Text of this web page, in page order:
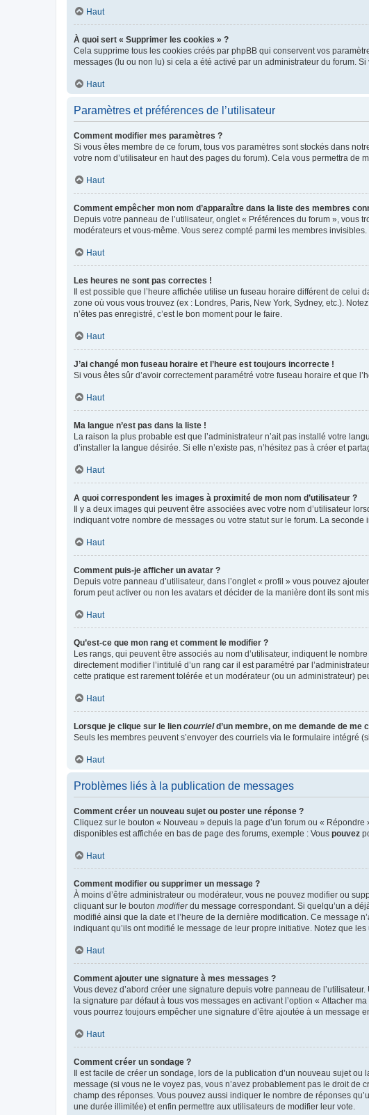
Haut
À quoi sert « Supprimer les cookies » ?
Cela supprime tous les cookies créés par phpBB qui conservent vos
messages (lu ou non lu) si cela a été activé par un administrateur du forum.
Haut
Paramètres et préférences de l’utilisateur
Comment modifier mes paramètres ?
Si vous êtes membre de ce forum, tous vos paramètres sont stockés dans
votre nom d’utilisateur en haut des pages du forum). Cela vous permettra de
Haut
Comment empêcher mon nom d’apparaître dans la liste des membres
Depuis votre panneau de l’utilisateur, onglet « Préférences du forum », vous
modérateurs et vous-même. Vous serez compté parmi les membres invisibles.
Haut
Les heures ne sont pas correctes !
Il est possible que l’heure affichée utilise un fuseau horaire différent de celui
zone où vous vous trouvez (ex : Londres, Paris, New York, Sydney, etc.).
n’êtes pas enregistré, c’est le bon moment pour le faire.
Haut
J’ai changé mon fuseau horaire et l’heure est toujours incorrecte !
Si vous êtes sûr d’avoir correctement paramétré votre fuseau horaire et que
Haut
Ma langue n’est pas dans la liste !
La raison la plus probable est que l’administrateur n’ait pas installé votre
d’installer la langue désirée. Si elle n’existe pas, n’hésitez pas à créer et
Haut
A quoi correspondent les images à proximité de mon nom d’utilisateur ?
Il y a deux images qui peuvent être associées avec votre nom d’utilisateur
indiquant votre nombre de messages ou votre statut sur le forum. La
Haut
Comment puis-je afficher un avatar ?
Depuis votre panneau d’utilisateur, dans l’onglet « profil » vous pouvez
forum peut activer ou non les avatars et décider de la manière dont ils sont
Haut
Qu’est-ce que mon rang et comment le modifier ?
Les rangs, qui peuvent être associés au nom d’utilisateur, indiquent le
directement modifier l’intitulé d’un rang car il est paramétré par
cette pratique est rarement tolérée et un modérateur (ou un administrateur)
Haut
Lorsque je clique sur le lien courrield’un membre, on me demande de me
Seuls les membres peuvent s’envoyer des courriels via le formulaire intégré
Haut
Problèmes liés à la publication de messages
Comment créer un nouveau sujet ou poster une réponse ?
Cliquez sur le bouton « Nouveau » depuis la page d’un forum ou «
disponibles est affichée en bas de page des forums, exemple : Vous pouvez
Haut
Comment modifier ou supprimer un message ?
À moins d’être administrateur ou modérateur, vous ne pouvez modifier ou
cliquant sur le bouton modifierdu message correspondant. Si quelqu’un a
modifié ainsi que la date et l’heure de la dernière modification. Ce message
indiquant qu’ils ont modifié le message de leur propre initiative. Notez que
Haut
Comment ajouter une signature à mes messages ?
Vous devez d’abord créer une signature depuis votre panneau de
la signature par défaut à tous vos messages en activant l’option « Attacher
vous pourrez toujours empêcher une signature d’être ajoutée à un message
Haut
Comment créer un sondage ?
Il est facile de créer un sondage, lors de la publication d’un nouveau sujet
message (si vous ne le voyez pas, vous n’avez probablement pas le droit
champ des réponses. Vous pouvez aussi indiquer le nombre de réponses
une durée illimitée) et enfin permettre aux utilisateurs de modifier leur vote.